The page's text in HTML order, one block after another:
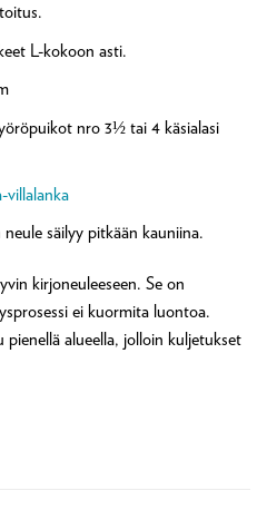
L-kokoon asti.
nro 3½ tai 4 käsialasi
villalanka
säilyy pitkään kauniina.
kirjoneuleeseen. Se on
ei kuormita luontoa.
alueella, jolloin kuljetukset